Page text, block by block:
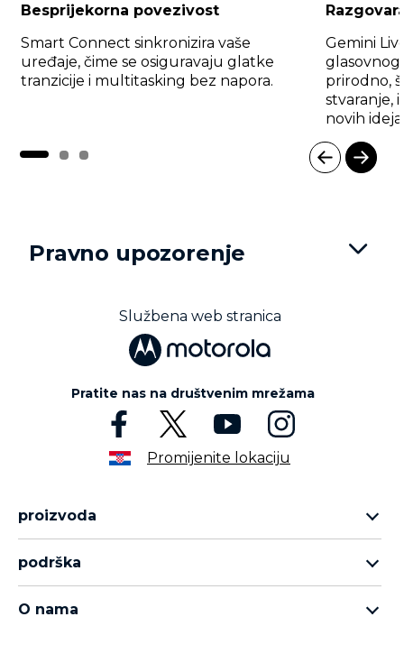
Besprijekorna povezivost
Smart Connect sinkronizira vaše
uređaje, čime se osiguravaju glatke
tranzicije i multitasking bez napora.
Gemini
prirodno,
stvaranje,
novih
Pravno upozorenje
Službena web stranica
Pratite nas na društvenim mrežama
Promijenite lokaciju
proizvoda
asortiman moto g
podrška
O nama